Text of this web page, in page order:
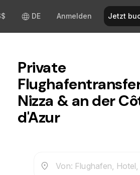
DE Anmelden Jetzt
Private
Nizza & an der
d'Azur